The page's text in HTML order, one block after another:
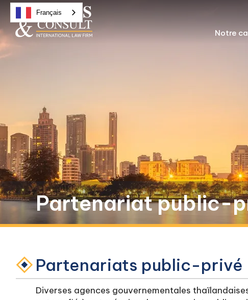
Notre
Partenariat public-
Partenariats public-privé
Diverses agences gouvernementales
Français